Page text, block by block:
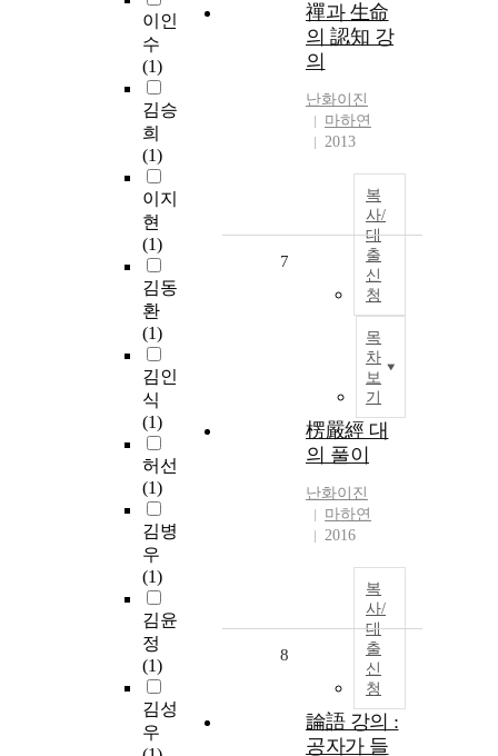
이인
수
(1)
김승
희
(1)
이지
현
(1)
김동
환
(1)
김인
식
(1)
허선
(1)
김병
우
(1)
김윤
정
(1)
김성
우
禪과 生命
의 認知 강
의
난화이진
마하연
2013
복
사/
대
출
신
청
목
차
보
기
7
楞嚴經 대
의 풀이
난화이진
마하연
2016
복
사/
대
출
신
청
8
論語 강의 :
공자가 들